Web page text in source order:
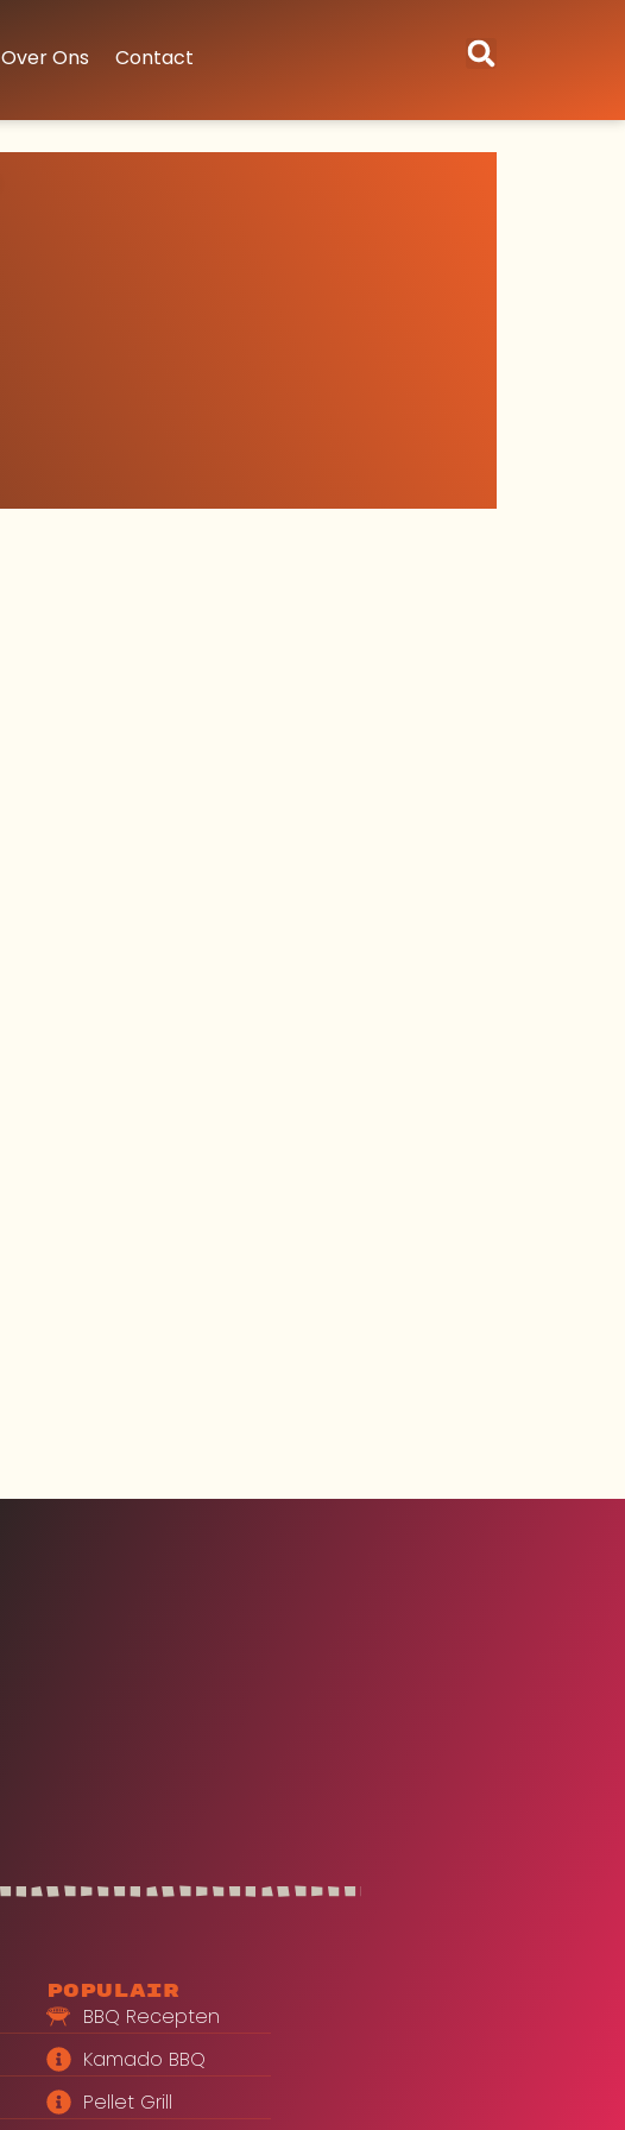
Over Ons Contact
Populair
BBQ Recepten
Kamado BBQ
Pellet Grill